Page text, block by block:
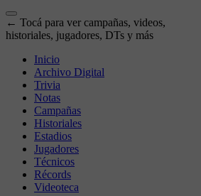
← Tocá para ver campañas, videos,
historiales, jugadores, DTs y más
Inicio
Archivo Digital
Trivia
Notas
Campañas
Historiales
Estadios
Jugadores
Técnicos
Récords
Videoteca